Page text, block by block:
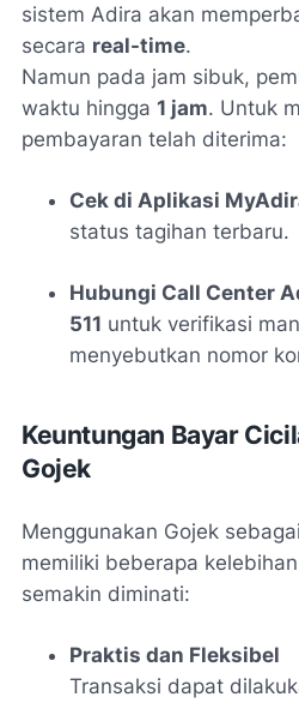
sistem Adira akan
secara real-time.
Namun pada jam sibuk,
waktu hingga 1 jam. Untuk
pembayaran telah diterima:
Cek di Aplikasi
status tagihan terbaru.
Hubungi Call Center
511 untuk verifikasi
menyebutkan nomor
Keuntungan Bayar
Gojek
Menggunakan Gojek
memiliki beberapa
semakin diminati:
Praktis dan Fleksibel
Transaksi dapat